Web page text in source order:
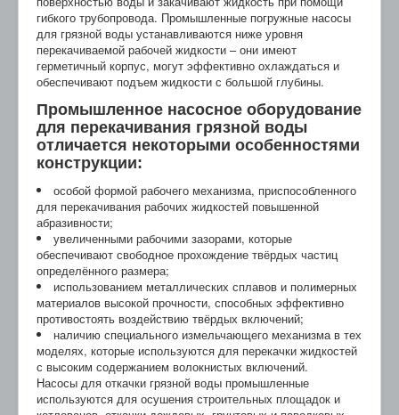
гибкого трубопровода. Промышленные погружные насосы
для грязной воды устанавливаются ниже уровня
перекачиваемой рабочей жидкости – они имеют
герметичный корпус, могут эффективно охлаждаться и
обеспечивают подъем жидкости с большой глубины.
Промышленное насосное оборудование
для перекачивания грязной воды
отличается некоторыми особенностями
конструкции:
особой формой рабочего механизма, приспособленного
для перекачивания рабочих жидкостей повышенной
абразивности;
увеличенными рабочими зазорами, которые
обеспечивают свободное прохождение твёрдых частиц
определённого размера;
использованием металлических сплавов и полимерных
материалов высокой прочности, способных эффективно
противостоять воздействию твёрдых включений;
наличию специального измельчающего механизма в тех
моделях, которые используются для перекачки жидкостей
с высоким содержанием волокнистых включений.
Насосы для откачки грязной воды промышленные
используются для осушения строительных площадок и